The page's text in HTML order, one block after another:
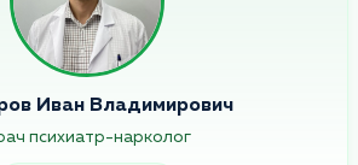
Иван Владимирович
психиатр-нарколог